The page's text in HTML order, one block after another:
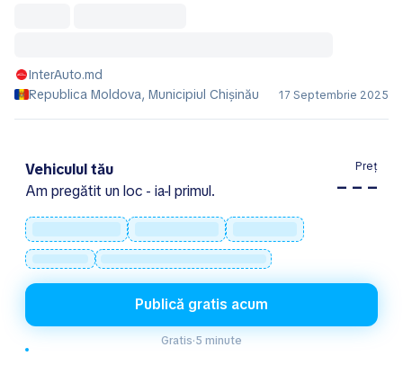
InterAuto.md
Republica Moldova, Municipiul Chișinău
17 Septembrie 2025
Vehiculul tău
Am pregătit un loc - ia-l primul.
Preț
– – –
Publică gratis acum
Gratis·5 minute